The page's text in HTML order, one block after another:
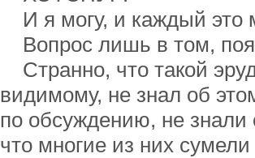
И я могу, и каждый это
Вопрос лишь в том,
Странно, что такой
видимому, не знал об
по обсуждению, не знали
что многие из них